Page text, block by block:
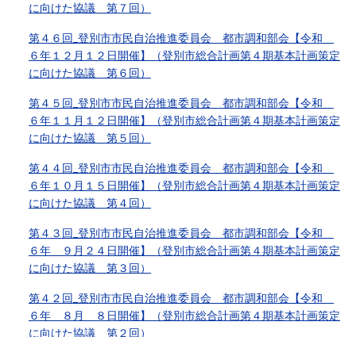
に向けた協議 第７回）
第４６回_登別市市民自治推進委員会 都市調和部会【令和
６年１２月１２日開催】（登別市総合計画第４期基本計画策定
に向けた協議 第６回）
第４５回_登別市市民自治推進委員会 都市調和部会【令和
６年１１月１２日開催】（登別市総合計画第４期基本計画策定
に向けた協議 第５回）
第４４回_登別市市民自治推進委員会 都市調和部会【令和
６年１０月１５日開催】（登別市総合計画第４期基本計画策定
に向けた協議 第４回）
第４３回_登別市市民自治推進委員会 都市調和部会【令和
６年 ９月２４日開催】（登別市総合計画第４期基本計画策定
に向けた協議 第３回）
第４２回_登別市市民自治推進委員会 都市調和部会【令和
６年 ８月 ８日開催】（登別市総合計画第４期基本計画策定
に向けた協議 第２回）